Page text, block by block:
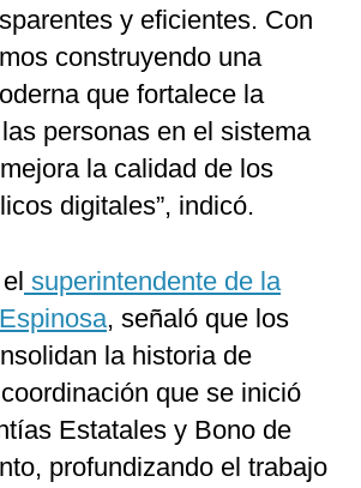
y eficientes. Con
construyendo una
que fortalece la
personas en el sistema
la calidad de los
digitales”, indicó.
superintendente de la
, señaló que los
la historia de
que se inició
Estatales y Bono de
profundizando el trabajo